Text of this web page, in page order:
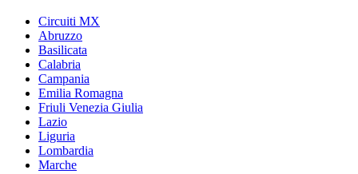
Circuiti MX
Abruzzo
Basilicata
Calabria
Campania
Emilia Romagna
Friuli Venezia Giulia
Lazio
Liguria
Lombardia
Marche